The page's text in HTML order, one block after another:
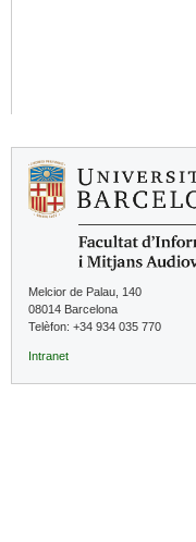
Melcior de Palau, 140
08014 Barcelona
Telèfon: +34 934 035 770
Intranet